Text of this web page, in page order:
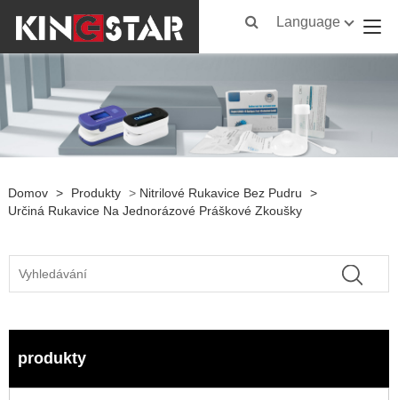
Language
Domov > Produkty > Nitrilové Rukavice Bez Pudru
>
Určiná Rukavice Na Jednorázové Práškové Zkoušky
produkty